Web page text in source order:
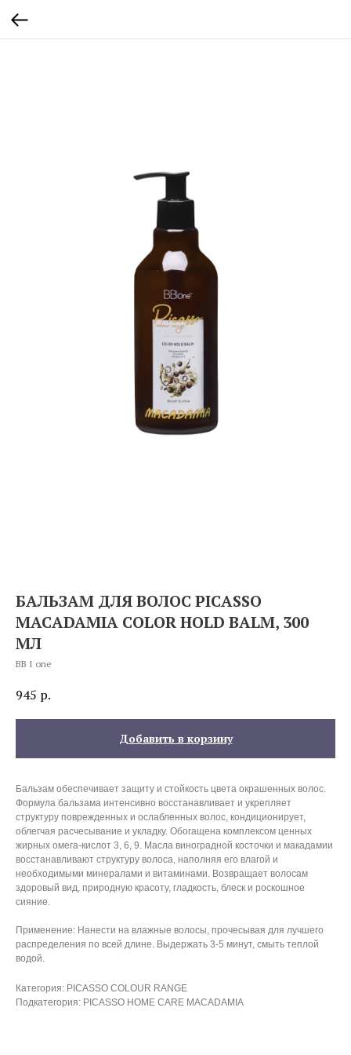
БАЛЬЗАМ ДЛЯ ВОЛОС PICASSO
MACADAMIA COLOR HOLD BALM, 300
МЛ
BB I one
945 р.
Добавить в корзину
Бальзам обеспечивает защиту и стойкость цвета окрашенных волос.
Формула бальзама интенсивно восстанавливает и укрепляет
структуру поврежденных и ослабленных волос, кондиционирует,
облегчая расчесывание и укладку. Обогащена комплексом ценных
жирных омега-кислот 3, 6, 9. Масла виноградной косточки и макадамии
восстанавливают структуру волоса, наполняя его влагой и
необходимыми минералами и витаминами. Возвращает волосам
здоровый вид, природную красоту, гладкость, блеск и роскошное
сияние.
Применение: Нанести на влажные волосы, прочесывая для лучшего
распределения по всей длине. Выдержать 3-5 минут, смыть теплой
водой.
Категория: PICASSO COLOUR RANGE
Подкатегория: PICASSO HOME CARE MACADAMIA